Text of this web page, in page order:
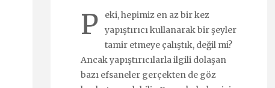
P
eki, hepimiz en az bir kez
yapıştırıcı kullanarak bir şeyler
tamir etmeye çalıştık, değil mi?
Ancak yapıştırıcılarla ilgili dolaşan
bazı efsaneler gerçekten de göz